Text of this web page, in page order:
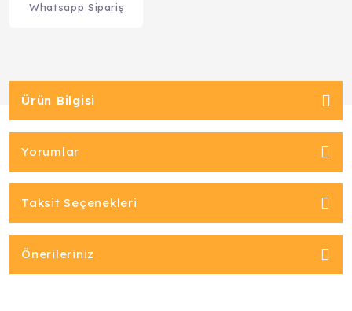
Whatsapp Sipariş
Ürün Bilgisi
Yorumlar
Taksit Seçenekleri
Önerileriniz